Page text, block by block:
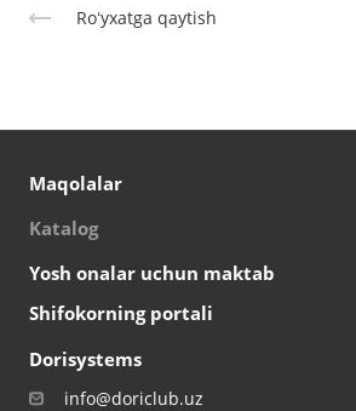
Roʻyxatga qaytish
Maqolalar
Katalog
Yosh onalar uchun maktab
Shifokorning portali
Dorisystems
info@doriclub.uz